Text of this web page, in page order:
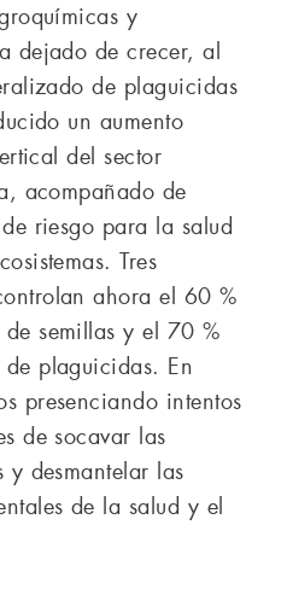
y
dejado de crecer, al
de plaguicidas
un aumento
del sector
acompañado de
riesgo para la salud
Tres
ahora el 60 %
semillas y el 70 %
plaguicidas. En
presenciando intentos
de socavar las
y desmantelar las
de la salud y el